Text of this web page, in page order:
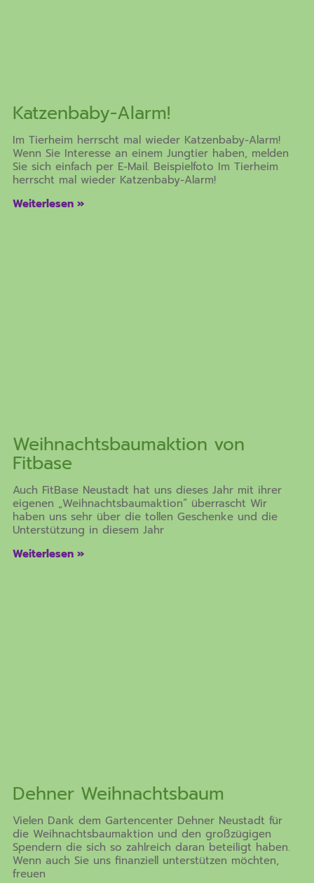
Katzenbaby-Alarm!
Im Tierheim herrscht mal wieder Katzenbaby-Alarm!
Wenn Sie Interesse an einem Jungtier haben, melden
Sie sich einfach per E-Mail. Beispielfoto Im Tierheim
herrscht mal wieder Katzenbaby-Alarm!
Weiterlesen »
Weihnachtsbaumaktion von
Fitbase
Auch FitBase Neustadt hat uns dieses Jahr mit ihrer
eigenen „Weihnachtsbaumaktion“ überrascht Wir
haben uns sehr über die tollen Geschenke und die
Unterstützung in diesem Jahr
Weiterlesen »
Dehner Weihnachtsbaum
Vielen Dank dem Gartencenter Dehner Neustadt für
die Weihnachtsbaumaktion und den großzügigen
Spendern die sich so zahlreich daran beteiligt haben.
Wenn auch Sie uns finanziell unterstützen möchten,
freuen